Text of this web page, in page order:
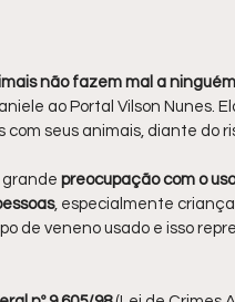
não fazem mal a
ao Portal Vilson Nunes.
seus animais, diante do
grande preocupação com o
, especialmente
de veneno usado e isso